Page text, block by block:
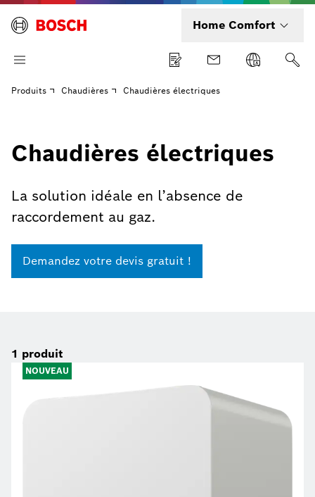
Home Comfort
Produits Chaudières Chaudières électriques
Chaudières électriques
La solution idéale en l’absence de
raccordement au gaz.
Demandez votre devis gratuit !
1 produit
NOUVEAU